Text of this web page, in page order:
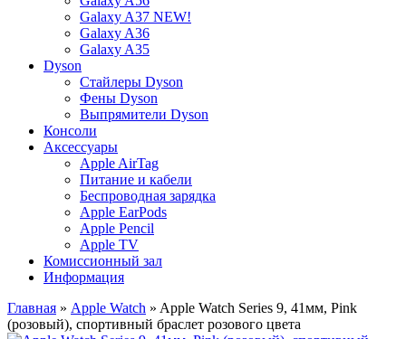
Galaxy A37 NEW!
Galaxy A36
Galaxy A35
Dyson
Стайлеры Dyson
Фены Dyson
Выпрямители Dyson
Консоли
Аксессуары
Apple AirTag
Питание и кабели
Беспроводная зарядка
Apple EarPods
Apple Pencil
Apple TV
Комиссионный зал
Информация
Главная » Apple Watch » Apple Watch Series 9, 41мм, Pink
(розовый), спортивный браслет розового цвета